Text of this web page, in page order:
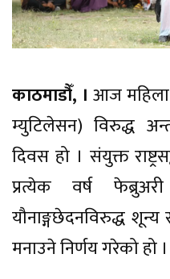
काठमाडौँ, । आज
म्युटिलेसन) विरुद्ध
दिवस हो । संयुक्त
प्रत्येक वर्ष
यौनाङ्गछेदनविरुद्ध
मनाउने निर्णय गरेको हो ।